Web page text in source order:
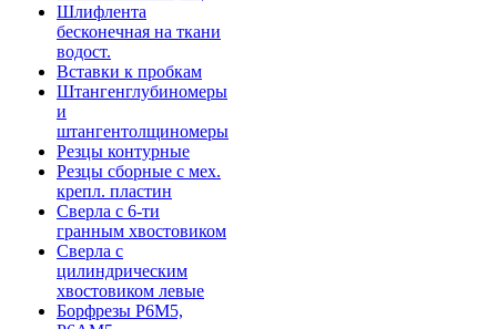
Шлифлента
бесконечная на ткани
водост.
Вставки к пробкам
Штангенглубиномеры
и
штангентолщиномеры
Резцы контурные
Резцы сборные с мех.
крепл. пластин
Сверла с 6-ти
гранным хвостовиком
Сверла с
цилиндрическим
хвостовиком левые
Борфрезы Р6М5,